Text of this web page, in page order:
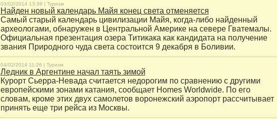
03/02/2014 13:39 | Туризм
Найден новый календарь Майя конец света отменяется
Самый старый календарь цивилизации Майя, когда-либо найденный
археологами, обнаружен в Центральной Америке на севере Гватемалы.
Официальная презентация озера Титикака как кандидата на получение
звания Природного чуда света состоится 9 декабря в Боливии.
04/02/2014 11:26 | Туризм
Ледник в Аргентине начал таять зимой
Курорт Сьерра-Невада считается недорогим по сравнению с другими
европейскими зонами катания, сообщает Homes Worldwide. По его
словам, кроме этих двух самолетов воронежский аэропорт рассчитывает
принять еще три рейса из Москвы.